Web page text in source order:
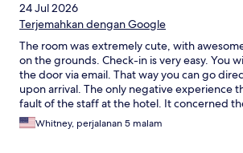
24 Jul 2026
Terjemahkan dengan Google
The room was extremely cute, with
on the grounds. Check-in is very easy. You
the door via email. That way you can go
upon arrival. The only negative experience
fault of the staff at the hotel. It concerned
in the room above us. (I nicknamed them
They were constantly clunking around the
Whitney, perjalanan 5 malam